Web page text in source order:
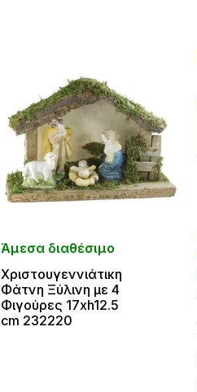
Άμεσα διαθέσιμο
Χριστουγεννιάτικη
Φάτνη Ξύλινη με 4
Φιγούρες 17xh12.5
cm 232220